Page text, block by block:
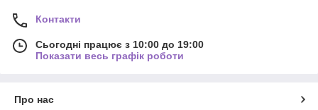
Контакти
Сьогодні працює з 10:00 до 19:00
Показати весь графік роботи
Про нас